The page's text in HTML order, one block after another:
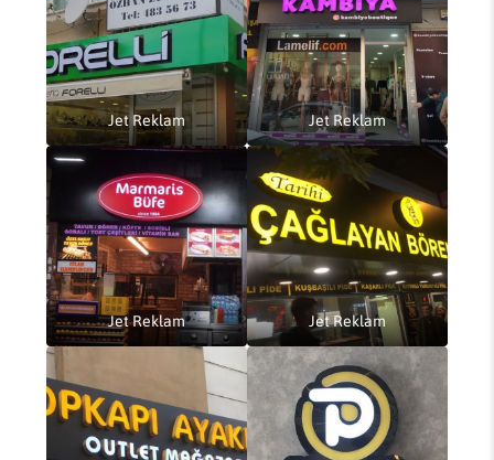
Jet Reklam Jet Reklam
Jet Reklam Jet Reklam